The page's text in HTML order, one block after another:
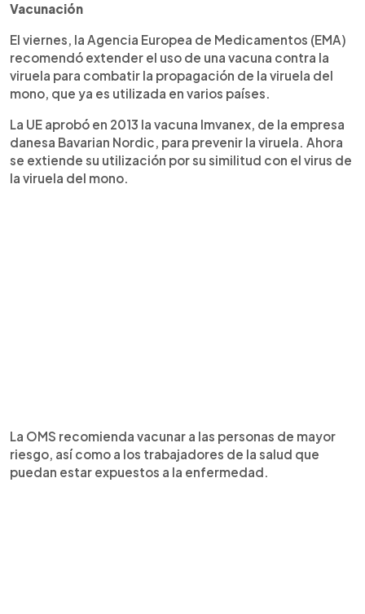
Vacunación
El viernes, la Agencia Europea de Medicamentos (EMA)
recomendó extender el uso de una vacuna contra la
viruela para combatir la propagación de la viruela del
mono, que ya es utilizada en varios países.
La UE aprobó en 2013 la vacuna Imvanex, de la empresa
danesa Bavarian Nordic, para prevenir la viruela. Ahora
se extiende su utilización por su similitud con el virus de
la viruela del mono.
La OMS recomienda vacunar a las personas de mayor
riesgo, así como a los trabajadores de la salud que
puedan estar expuestos a la enfermedad.